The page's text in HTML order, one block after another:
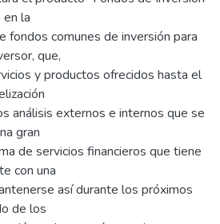
en la
fondos comunes de inversión para
que,
y productos ofrecidos hasta el
análisis externos e internos que se
gran
de servicios financieros que tiene
con una
así durante los próximos
de los